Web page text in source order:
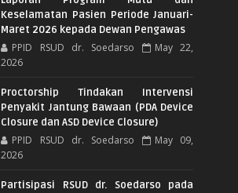
Keselamatan Pasien Periode Januari-
Maret 2026 kepada Dewan Pengawas
PPID RSUD dr. Soedarso
May 22,
2026
Proctorship Tindakan Intervensi
Penyakit Jantung Bawaan (PDA Device
Closure dan ASD Device Closure)
PPID RSUD dr. Soedarso
May 09,
2026
Partisipasi RSUD dr. Soedarso pada